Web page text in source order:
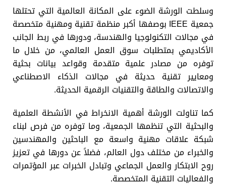
وسلطت الورشة الضوء على المكانة العالمية التي تحتلها
جمعية IEEE بوصفها أكبر منظمة تقنية ومهنية متخصصة
في مجالات التكنولوجيا والهندسة، ودورها في ربط الجانب
الأكاديمي بمتطلبات سوق العمل العالمي، من خلال ما
توفره من مصادر علمية متقدمة وقواعد بيانات بحثية
ومعايير تقنية حديثة في مجالات الذكاء الاصطناعي
والاتصالات والطاقة والتقنيات الرقمية الحديثة.
كما تناولت الورشة أهمية الانخراط في الأنشطة العلمية
والبحثية التي تنظمها الجمعية، وما توفره من فرص لبناء
شبكة علاقات مهنية واسعة مع الباحثين والمهندسين
والخبراء من مختلف دول العالم، فضلاً عن دورها في تعزيز
روح الابتكار والعمل الجماعي وتبادل الخبرات عبر المؤتمرات
والفعاليات التقنية المتخصصة.